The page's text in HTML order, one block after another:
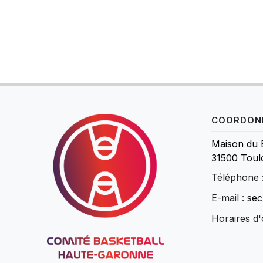
Maison du
31500
E-mail :
Horaires